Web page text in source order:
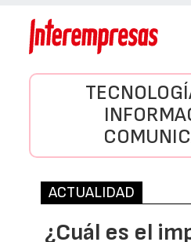
ACTUALIDAD
¿Cuál es el